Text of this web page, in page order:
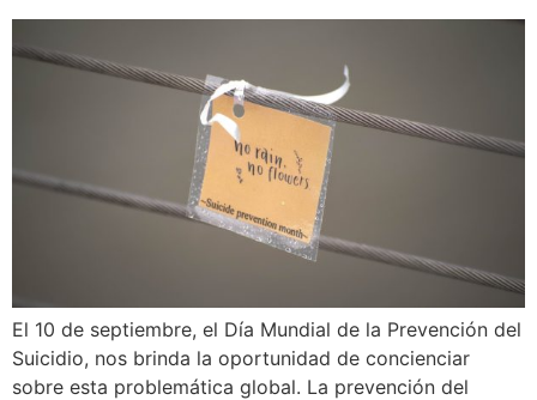
El 10 de septiembre, el Día Mundial de la Prevención del
Suicidio, nos brinda la oportunidad de concienciar
sobre esta problemática global. La prevención del